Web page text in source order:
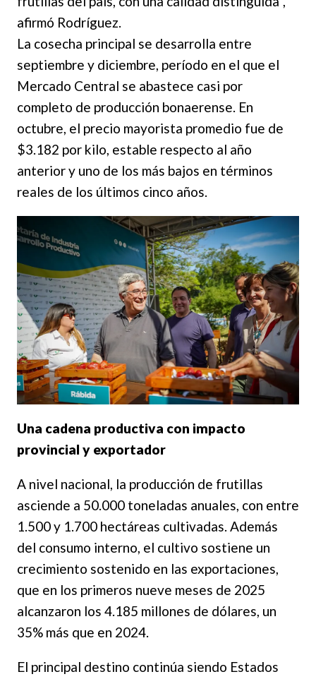
afirmó Rodríguez.
La cosecha principal se desarrolla entre
septiembre y diciembre, período en el que el
Mercado Central se abastece casi por
completo de producción bonaerense. En
octubre, el precio mayorista promedio fue de
$3.182 por kilo, estable respecto al año
anterior y uno de los más bajos en términos
reales de los últimos cinco años.
Una cadena productiva con impacto
provincial y exportador
A nivel nacional, la producción de frutillas
asciende a 50.000 toneladas anuales, con entre
1.500 y 1.700 hectáreas cultivadas. Además
del consumo interno, el cultivo sostiene un
crecimiento sostenido en las exportaciones,
que en los primeros nueve meses de 2025
alcanzaron los 4.185 millones de dólares, un
35% más que en 2024.
El principal destino continúa siendo Estados